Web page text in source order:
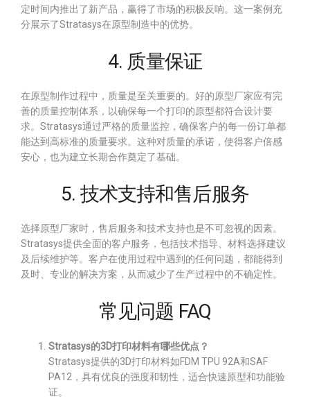
定时间内推出了新产品，赢得了市场的积极反响。这一案例充
分展示了Stratasys在原型制造中的优势。
4. 质量保证
在原型制作过程中，质量是至关重要的。好的原型厂家应有完
善的质量控制体系，以确保每一个打印的原型都符合设计要
求。Stratasys通过严格的质量监控，确保客户的每一份订单都
能达到高标准的质量要求。这种对质量的承诺，使得客户倍感
安心，也为建立长期合作奠定了基础。
5. 技术支持和售后服务
选择原型厂家时，售后服务和技术支持也是不可忽视的因素。
Stratasys提供全面的客户服务，包括技术指导、材料选择建议
及后续维护等。客户在使用过程中遇到的任何问题，都能得到
及时、专业的解决方案，从而减少了生产过程中的不确定性。
常见问题 FAQ
Stratasys的3D打印材料有哪些优点？
Stratasys提供的3D打印材料如FDM TPU 92A和SAF
PA12，具有优良的强度和韧性，适合快速原型和功能验
证。